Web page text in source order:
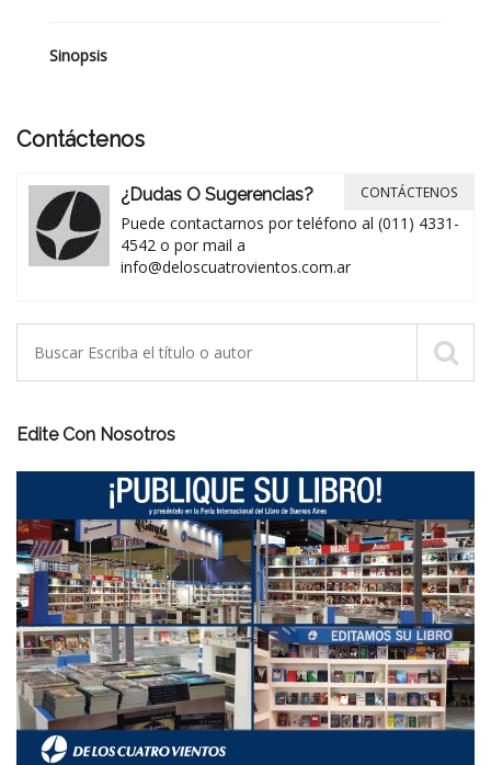
Sinopsis
Contáctenos
¿Dudas O Sugerencias?
Puede contactarnos por teléfono al (011) 4331-
4542 o por mail a
info@deloscuatrovientos.com.ar
CONTÁCTENOS
Edite Con Nosotros